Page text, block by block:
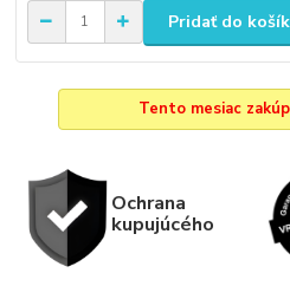
Pridať do
Tento mesiac
Ochrana
kupujúcého